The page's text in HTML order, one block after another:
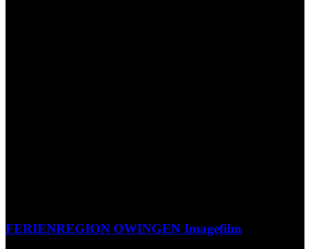
FERIENREGION OWINGEN Imagefilm